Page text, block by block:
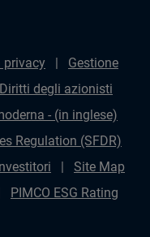
privacy
Gestione
Diritti degli azionisti
- (in inglese)
Regulation (SFDR)
Site Map
PIMCO ESG Rating